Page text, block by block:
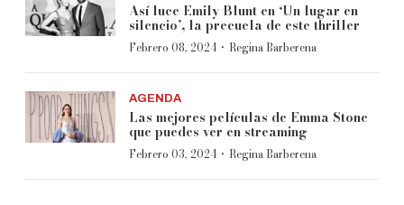
Así luce Emily Blunt en ‘Un lugar en
silencio’, la precuela de este thriller
Febrero 08, 2024 · Regina Barberena
AGENDA
Las mejores películas de Emma Stone
que puedes ver en streaming
Febrero 03, 2024 · Regina Barberena